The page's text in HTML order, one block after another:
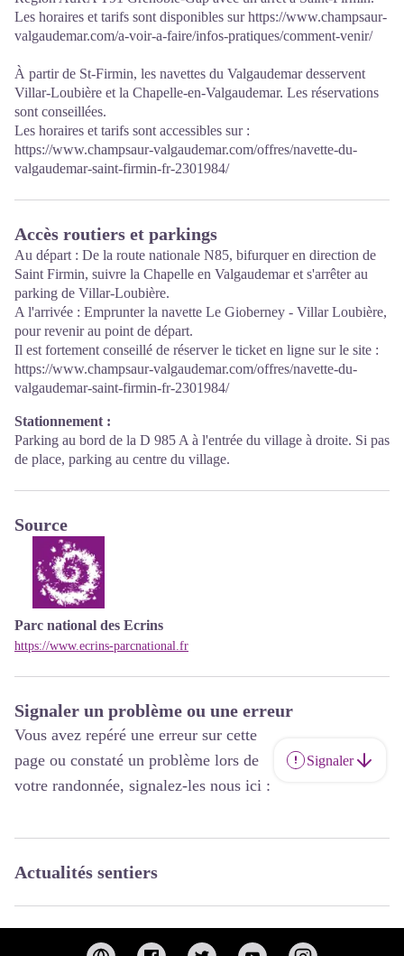
Les horaires et tarifs sont disponibles surhttps://www.champsaur-
valgaudemar.com/a-voir-a-faire/infos-pratiques/comment-venir/
À partir de St-Firmin, les navettes du Valgaudemar desservent
Villar-Loubière et la Chapelle-en-Valgaudemar. Les réservations
sont conseillées.
Les horaires et tarifs sont accessibles sur :
https://www.champsaur-valgaudemar.com/offres/navette-du-
valgaudemar-saint-firmin-fr-2301984/
Accès routiers et parkings
Au départ : De la route nationale N85, bifurquer en direction de
Saint Firmin, suivre la Chapelle en Valgaudemar et s'arrêter au
parking de Villar-Loubière.
A l'arrivée : Emprunter la navette Le Gioberney - Villar Loubière,
pour revenir au point de départ.
Il est fortement conseillé de réserver le ticket en ligne sur le site :
https://www.champsaur-valgaudemar.com/offres/navette-du-
valgaudemar-saint-firmin-fr-2301984/
Stationnement :
Parking au bord de la D 985 A à l'entrée du village à droite. Si pas
de place, parking au centre du village.
Source
Parc national des Ecrins
https://www.ecrins-parcnational.fr
Signaler un problème ou une erreur
Vous avez repéré une erreur sur cette
page ou constaté un problème lors de
votre randonnée, signalez-les nous ici :
Signaler
Actualités sentiers